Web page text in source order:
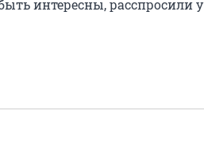
интересны, расспросили у